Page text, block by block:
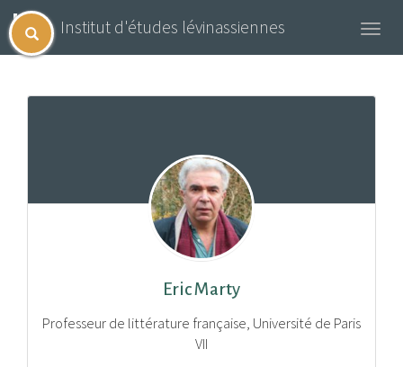
Institut d'études lévinassiennes
Eric Marty
Professeur de littérature française, Université de Paris
VII